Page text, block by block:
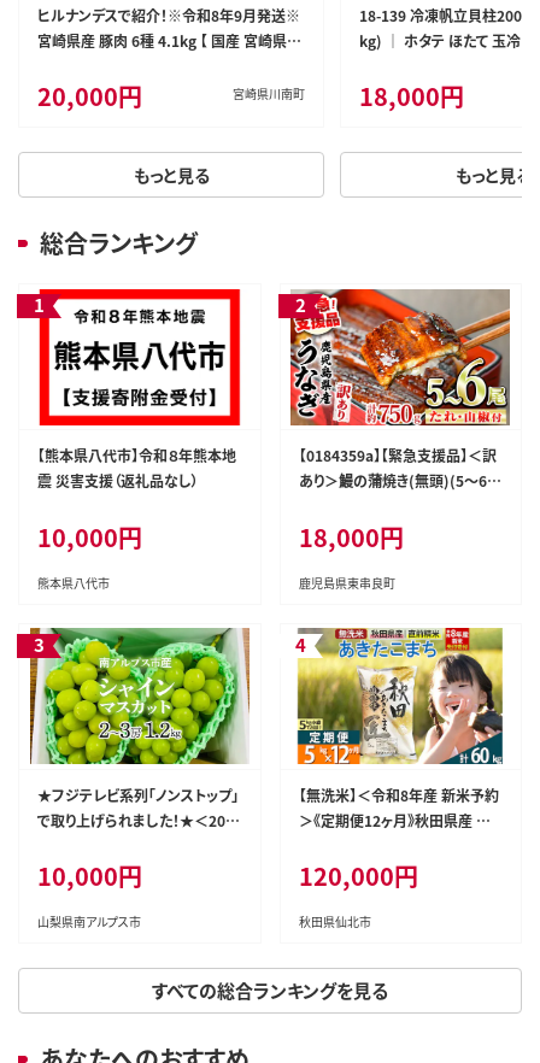
ヒルナンデスで紹介！※令和8年9月発送※
宮崎県産 豚肉 6種 4.1kg 【 国産 宮崎県産
ミヤチク 】［D00634r809］
20,000円 宮崎県川南町
もっと見る
18-139 冷凍帆立貝柱200
kg) ｜ ホタテ ほたて 玉冷
18,000円
もっと見る
総合ランキング
すべての総合ランキングを見る
【熊本県八代市】令和８年熊本地
震 災害支援（返礼品なし）
10,000円
熊本県八代市
【0184359a】【緊急支援品】＜訳
あり＞鰻の蒲焼き(無頭)(5～6
なぎ ウナギ 鰻 国産 蒲焼 蒲焼き
たれ 鹿児島 ふるさと 人気 支援
【アクアおおすみ】
18,000円
鹿児島県東串良町
★フジテレビ系列「ノンストップ」
で取り上げられました！★＜202
市産シャインマスカット1.2kg以
上（2～3房） クール便発送 ALPA
G007
10,000円
山梨県南アルプス市
【無洗米】＜令和8年産 新米予約
＞《定期便12ヶ月》秋田県産 あき
回 5キロ お米 匠 [サンファーム
西木 米5kg 米 5kg 米 5kg定期
便 お米定期便 あきたこまち ごは
120,000円
秋田県仙北市